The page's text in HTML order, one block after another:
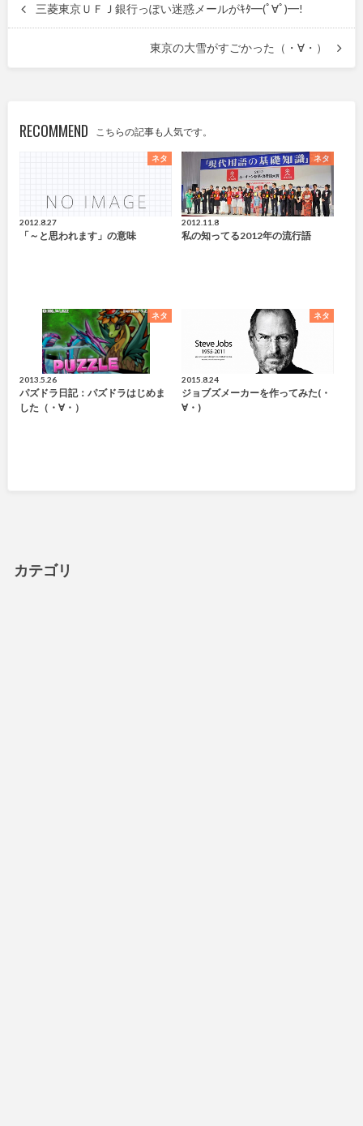
三菱東京ＵＦＪ銀行っぽい迷惑メールがｷﾀ━(ﾟ∀ﾟ)━!
東京の大雪がすごかった（・∀・）
RECOMMEND こちらの記事も人気です。
ネタ
2012.8.27
「～と思われます」の意味
ネタ
2012.11.8
私の知ってる2012年の流行語
ネタ
2013.5.26
パズドラ日記：パズドラはじめま
した（・∀・）
ネタ
2015.8.24
ジョブズメーカーを作ってみた(・
∀・)
カテゴリ